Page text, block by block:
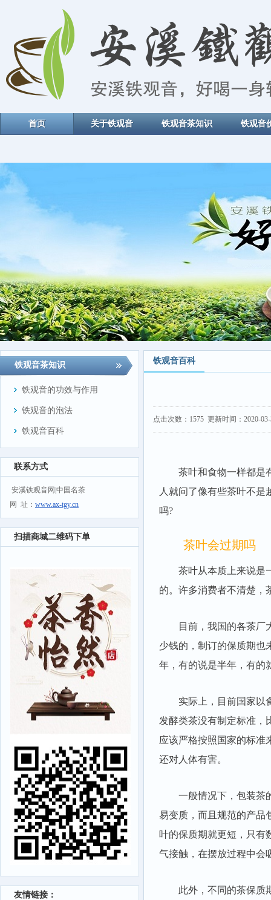
首页 关于铁观音 铁观音茶知识 铁观音
铁观音茶知识
铁观音的功效与作用
铁观音的泡法
铁观音百科
联系方式
安溪铁观音网|中国名茶
网 址： www.ax-tgy.cn
扫描商城二维码下单
友情链接：
铁观音百科
点击次数： 1575 更新时间：2020-
茶叶和食物一样都是有
人就问了像有些茶叶不
吗?
茶叶会过期吗
茶叶从本质上来说是一
的。许多消费者不清楚，
目前，我国的各茶厂大
少钱的，制订的保质期也
年，有的说是半年，有的
实际上，目前国家以食
发酵类茶没有制定标准，
应该严格按照国家的标准
还对人体有害。
一般情况下，包装茶的
易变质，而且规范的产品
叶的保质期就更短，只有
气接触，在摆放过程中会
此外，不同的茶保质